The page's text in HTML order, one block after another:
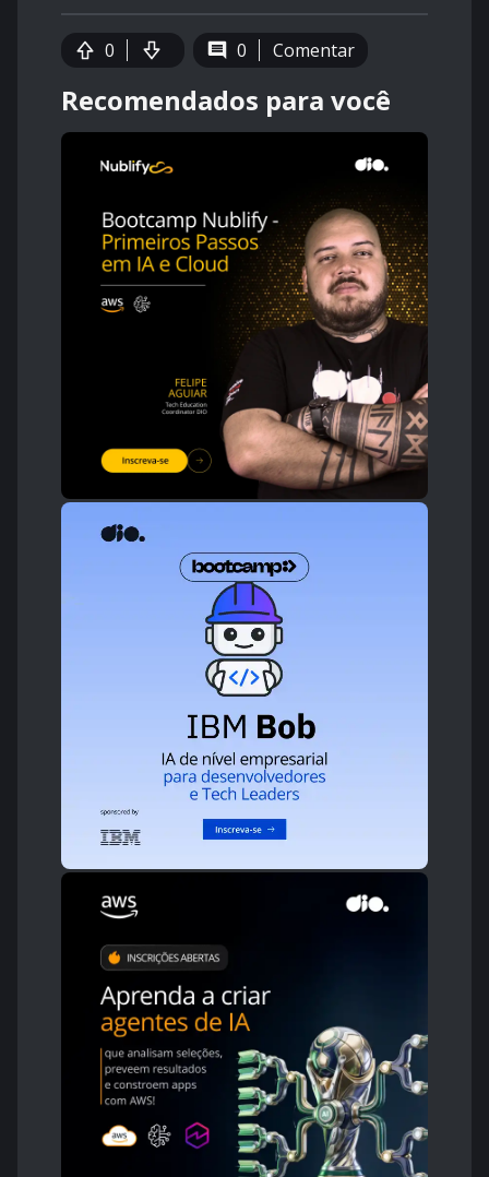
0 0 Comentar
Recomendados para você